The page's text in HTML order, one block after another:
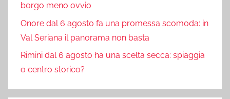
borgo meno ovvio
Onore dal 6 agosto fa una promessa scomoda: in
Val Seriana il panorama non basta
Rimini dal 6 agosto ha una scelta secca: spiaggia
o centro storico?